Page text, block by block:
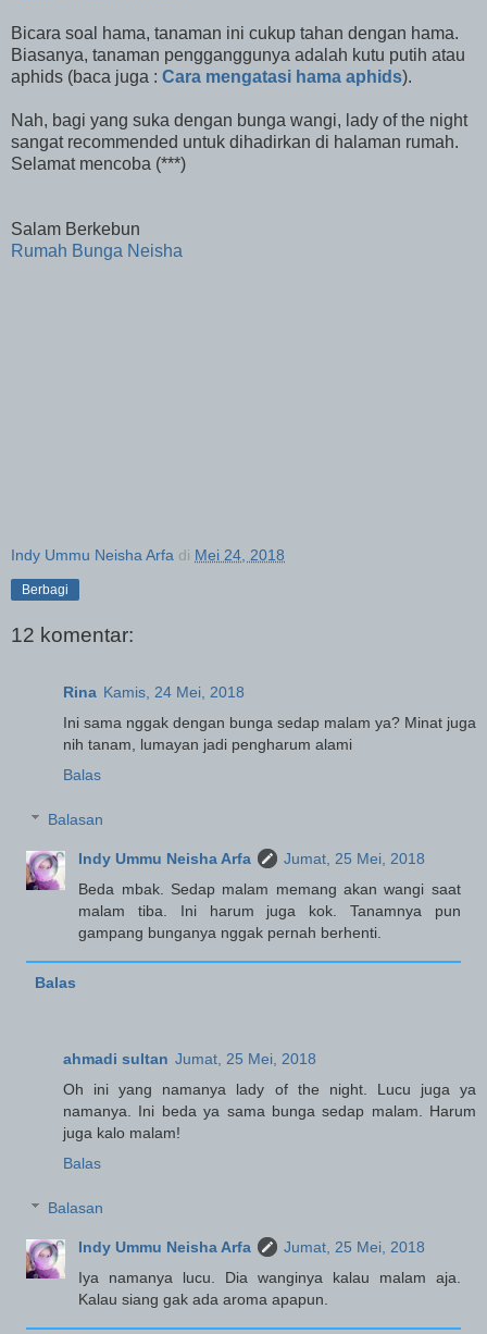
Bicara soal hama, tanaman ini cukup tahan dengan hama.
Biasanya, tanaman pengganggunya adalah kutu putih atau
aphids (baca juga : Cara mengatasi hama aphids).
Nah, bagi yang suka dengan bunga wangi, lady of the night
sangat recommended untuk dihadirkan di halaman rumah.
Selamat mencoba (***)
Salam Berkebun
Rumah Bunga Neisha
Indy Ummu Neisha Arfa di Mei 24, 2018
Berbagi
12 komentar:
Rina Kamis, 24 Mei, 2018
Ini sama nggak dengan bunga sedap malam ya? Minat juga
nih tanam, lumayan jadi pengharum alami
Balas
Balasan
Indy Ummu Neisha Arfa
Jumat, 25 Mei, 2018
Beda mbak. Sedap malam memang akan wangi saat
malam tiba. Ini harum juga kok. Tanamnya pun
gampang bunganya nggak pernah berhenti.
Balas
ahmadi sultan Jumat, 25 Mei, 2018
Oh ini yang namanya lady of the night. Lucu juga ya
namanya. Ini beda ya sama bunga sedap malam. Harum
juga kalo malam!
Balas
Balasan
Indy Ummu Neisha Arfa
Jumat, 25 Mei, 2018
Iya namanya lucu. Dia wanginya kalau malam aja.
Kalau siang gak ada aroma apapun.